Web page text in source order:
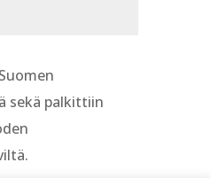
sekä palkittiin